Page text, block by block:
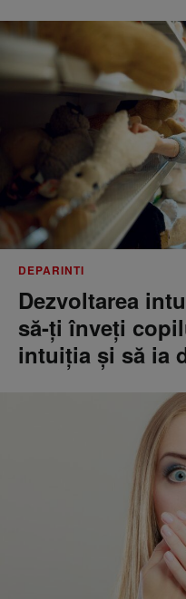
DEPARINTI
Dezvoltarea
să-ți înveți
intuiția și să ia